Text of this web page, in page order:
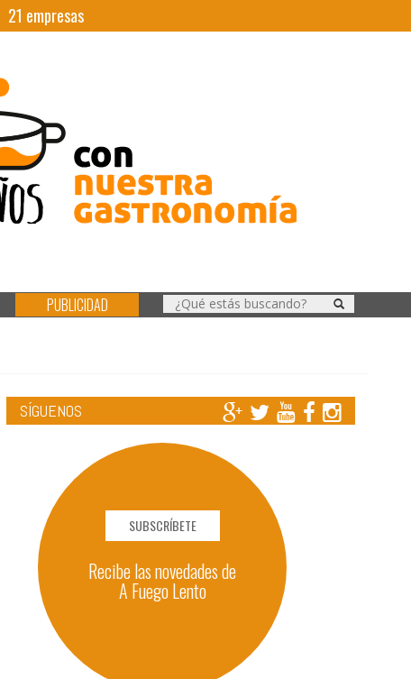
21 empresas
PUBLICIDAD
SÍGUENOS
SUBSCRÍBETE
Recibe las novedades de
A Fuego Lento